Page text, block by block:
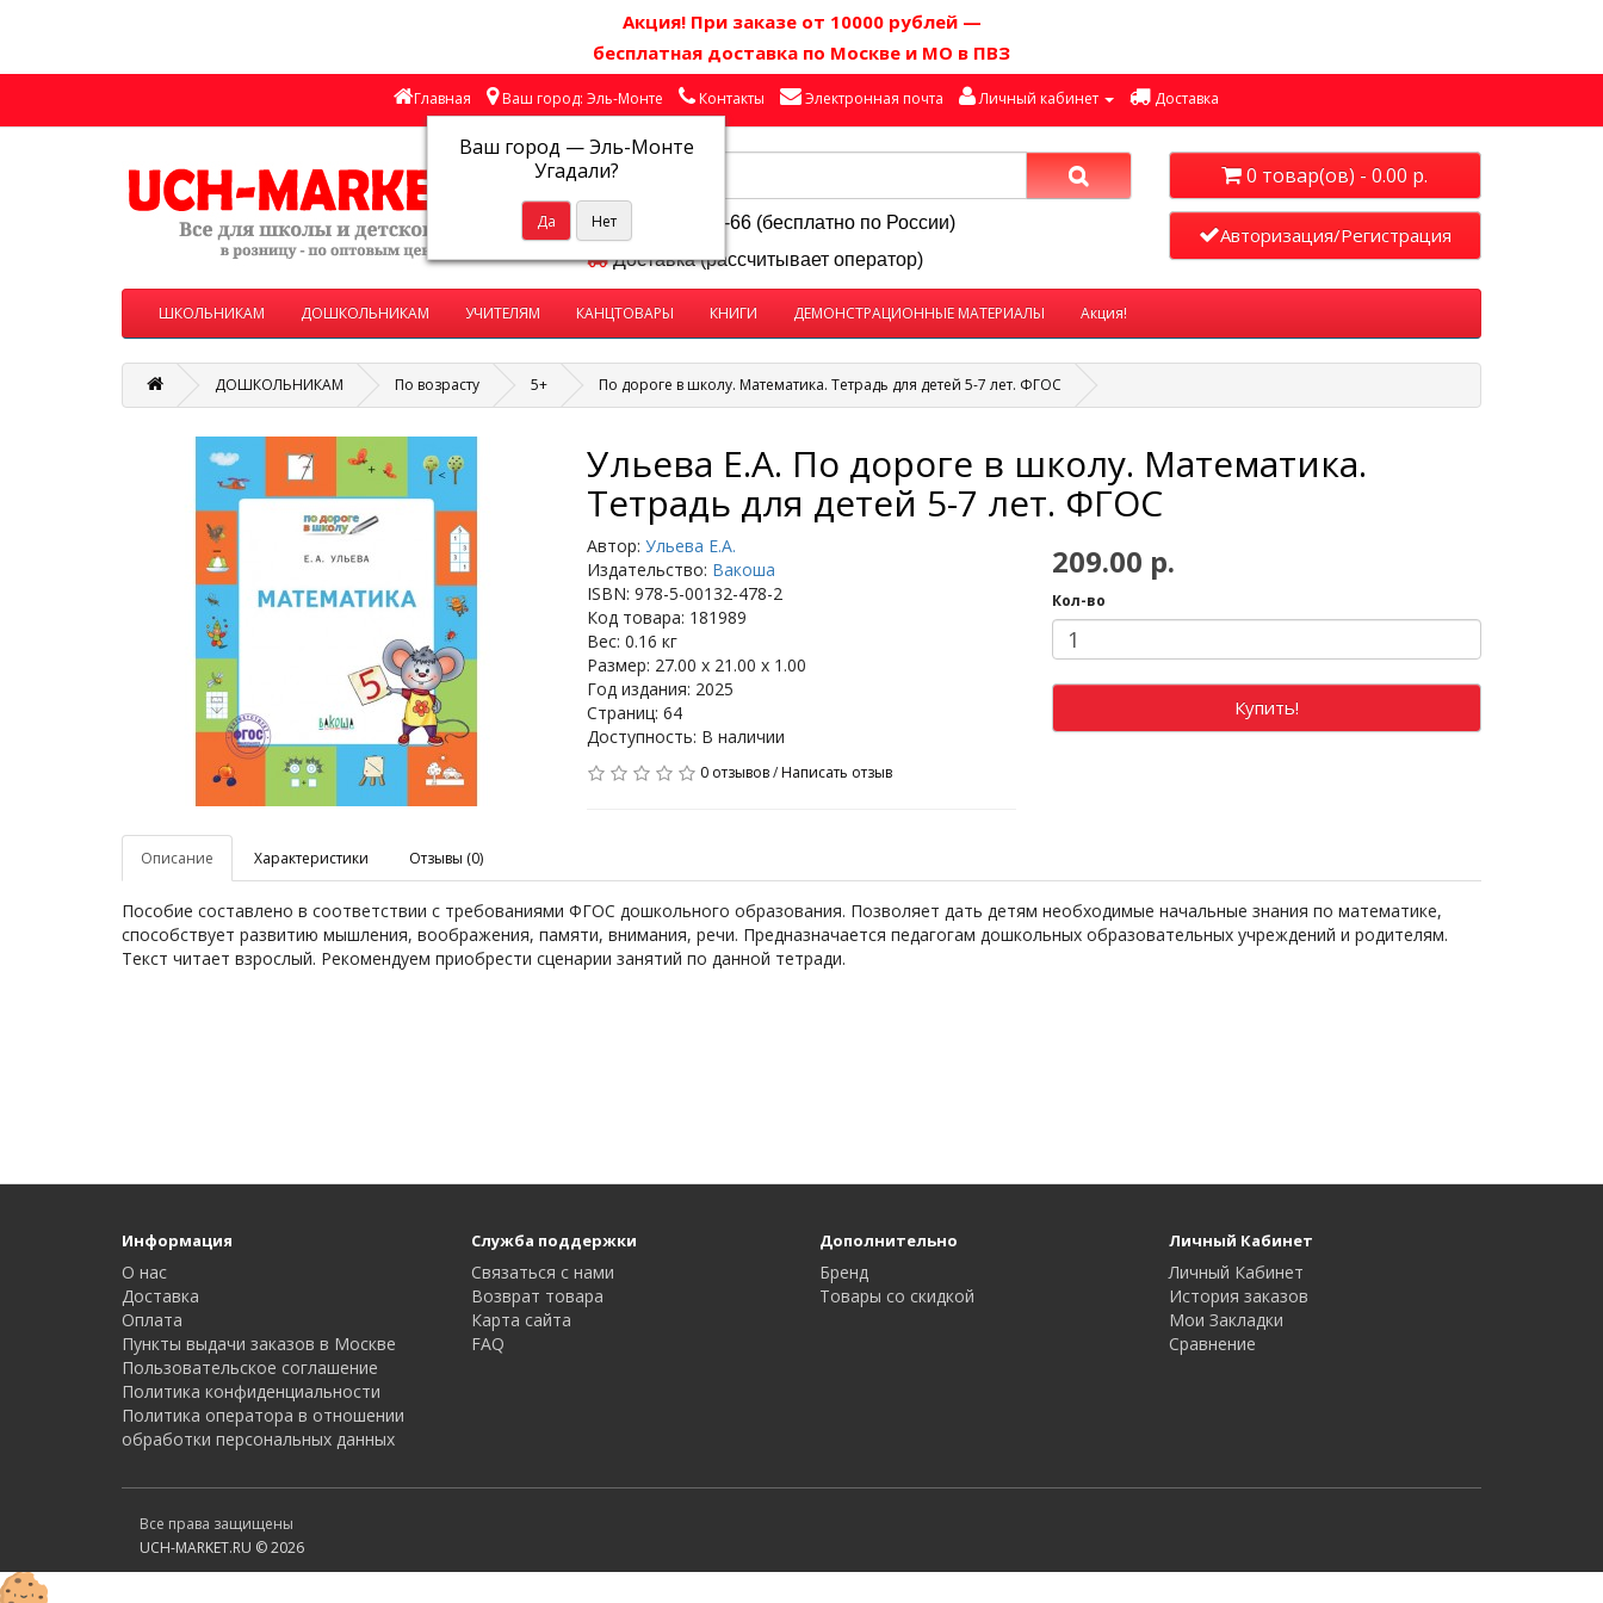
Акция! При заказе от 10000 рублей —
бесплатная доставка по Москве и МО в ПВЗ
Главная Ваш город: Эль-Монте
Ваш город —Эль-Монте
Угадали?
Контакты Электронная почта Личный кабинет Доставка
0 товар(ов) - 0.00 р.
8-800-250-58-66 (бесплатно по России)
Доставка (рассчитывает оператор)
Авторизация/Регистрация
ШКОЛЬНИКАМ ДОШКОЛЬНИКАМ УЧИТЕЛЯМ КАНЦТОВАРЫ КНИГИ ДЕМОНСТРАЦИОННЫЕ МАТЕРИАЛЫ Акция!
ДОШКОЛЬНИКАМ По возрасту 5+ По дороге в школу. Математика. Тетрадь для детей 5-7 лет. ФГОС
Ульева Е.А. По дороге в школу. Математика.
Тетрадь для детей 5-7 лет. ФГОС
Автор: Ульева Е.А.
Издательство: Вакоша
ISBN: 978-5-00132-478-2
Код товара: 181989
Вес: 0.16 кг
Размер: 27.00 x 21.00 x 1.00
Год издания: 2025
Страниц: 64
Доступность: В наличии
0 отзывов/Написать отзыв
209.00 р.
Кол-во
Купить!
Описание Характеристики Отзывы (0)
Пособие составлено в соответствии с требованиями ФГОС дошкольного образования. Позволяет дать детям необходимые начальные знания по математике,
способствует развитию мышления, воображения, памяти, внимания, речи. Предназначается педагогам дошкольных образовательных учреждений и родителям.
Текст читает взрослый. Рекомендуем приобрести сценарии занятий по данной тетради.
Информация
О нас
Доставка
Оплата
Пункты выдачи заказов в Москве
Пользовательское соглашение
Политика конфиденциальности
Политика оператора в отношении
обработки персональных данных
Служба поддержки
Связаться с нами
Возврат товара
Карта сайта
FAQ
Дополнительно
Бренд
Товары со скидкой
Личный Кабинет
Личный Кабинет
История заказов
Мои Закладки
Сравнение
Все права защищены
UCH-MARKET.RU © 2026